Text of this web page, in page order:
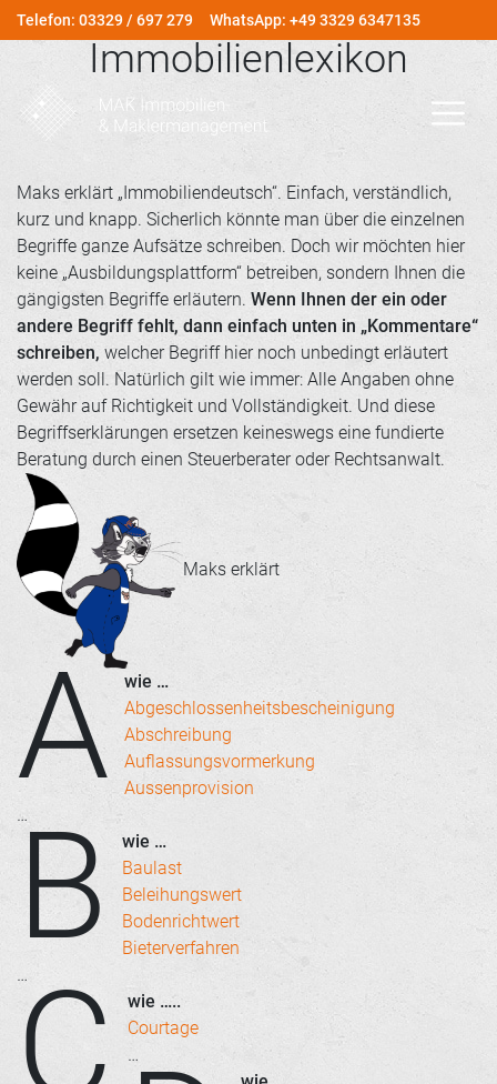
Telefon: 03329 / 697 279 WhatsApp: +49 3329 6347135
Immobilienlexikon
Maks erklärt „Immobiliendeutsch“. Einfach, verständlich,
kurz und knapp. Sicherlich könnte man über die einzelnen
Begriffe ganze Aufsätze schreiben. Doch wir möchten hier
keine „Ausbildungsplattform“ betreiben, sondern Ihnen die
gängigsten Begriffe erläutern. Wenn Ihnen der ein oder
andere Begriff fehlt, dann einfach unten in „Kommentare“
schreiben, welcher Begriff hier noch unbedingt erläutert
werden soll. Natürlich gilt wie immer: Alle Angaben ohne
Gewähr auf Richtigkeit und Vollständigkeit. Und diese
Begriffserklärungen ersetzen keineswegs eine fundierte
Beratung durch einen Steuerberater oder Rechtsanwalt.
Maks erklärt
A
wie …
Abgeschlossenheitsbescheinigung
Abschreibung
Auflassungsvormerkung
Aussenprovision
…B
wie …
Baulast
Beleihungswert
Bodenrichtwert
Bieterverfahren
…C
wie …..
Courtage
…